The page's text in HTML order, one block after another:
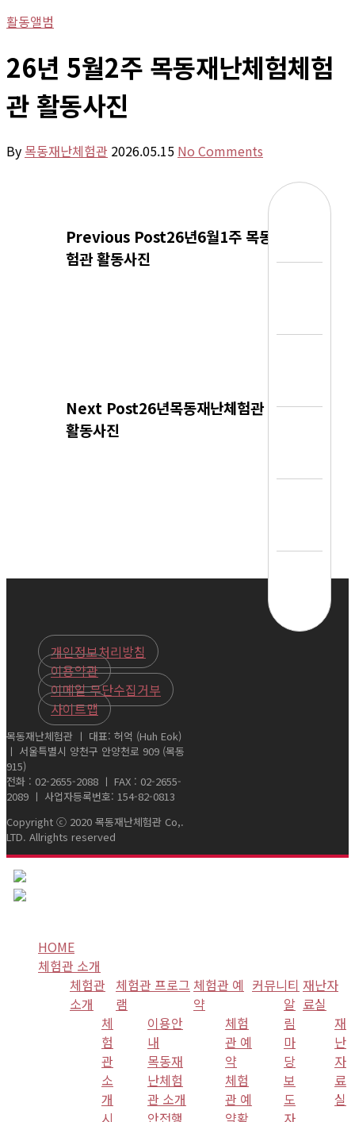
활동앨범
26년 5월2주 목동재난체험체험
관 활동사진
By 목동재난체험관 2026.05.15 No Comments
Previous Post26년6월1주 목동재난체
험관 활동사진
Next Post26년목동재난체험관 5월1주
활동사진
개인정보처리방침
이용약관
이메일 무단수집거부
사이트맵
목동재난체험관 ㅣ 대표: 허억 (Huh Eok)
ㅣ 서울특별시 양천구 안양천로 909 (목동
915)
전화 : 02-2655-2088 ㅣ FAX : 02-2655-
2089 ㅣ 사업자등록번호: 154-82-0813
Copyright ⓒ 2020 목동재난체험관 Co,.
LTD. Allrights reserved
HOME
체험관 소개
체험관
소개
체
험
관
소
개
시
체험관 프로그
램
이용안
내
목동재
난체험
관 소개
안전행
체험관 예
약
체험
관 예
약
체험
관 예
약확
커뮤니티
알
림
마
당
보
도
자
재난자
료실
재
난
자
료
실